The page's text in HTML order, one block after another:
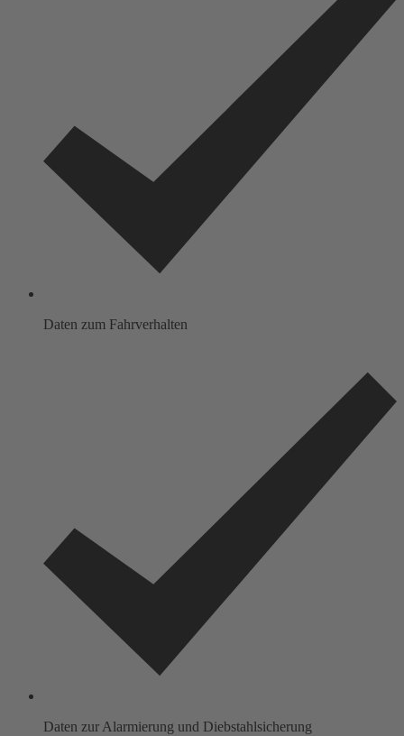
Daten zum Fahrverhalten
Daten zur Alarmierung und Diebstahlsicherung